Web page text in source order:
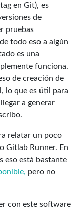
en Git), es
de
pruebas
todo eso a algún
es una
funciona.
de creación de
lo que es útil para
a generar
relatar un poco
Gitlab Runner. En
eso está bastante
pero no
con este software